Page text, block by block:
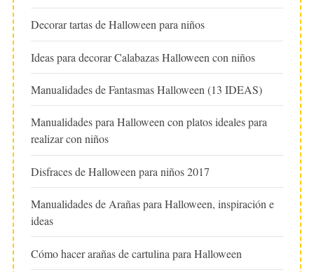
Decorar tartas de Halloween para niños
Ideas para decorar Calabazas Halloween con niños
Manualidades de Fantasmas Halloween (13 IDEAS)
Manualidades para Halloween con platos ideales para
realizar con niños
Disfraces de Halloween para niños 2017
Manualidades de Arañas para Halloween, inspiración e
ideas
Cómo hacer arañas de cartulina para Halloween